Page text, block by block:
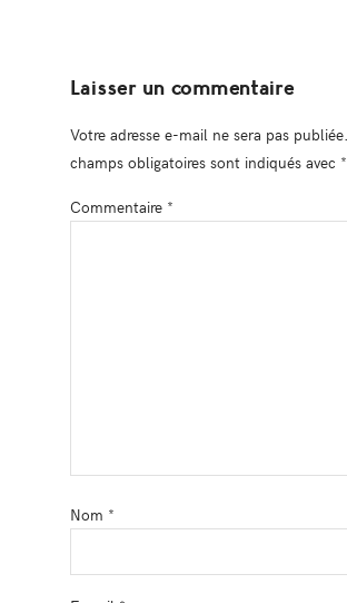
Laisser un commentaire
Votre adresse e-mail ne sera pas publiée.
champs obligatoires sont indiqués avec *
Commentaire *
Nom *